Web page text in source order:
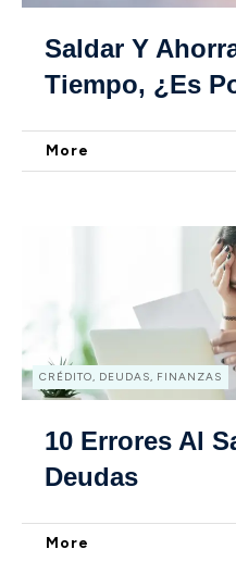
Saldar Y
Tiempo, ¿es
More
CRÉDITO, DEUDAS, FINANZAS
10 Errores Al
Deudas
More